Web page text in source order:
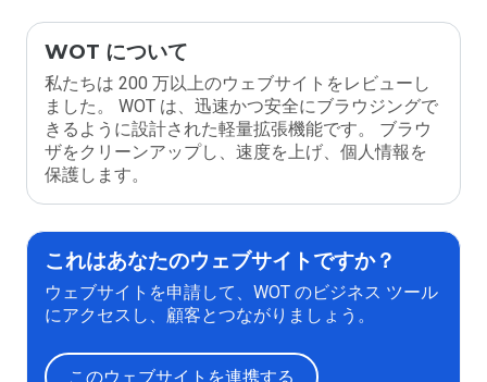
WOT について
私たちは 200 万以上のウェブサイトをレビューし
ました。 WOT は、迅速かつ安全にブラウジングで
きるように設計された軽量拡張機能です。 ブラウ
ザをクリーンアップし、速度を上げ、個人情報を
保護します。
これはあなたのウェブサイトですか？
ウェブサイトを申請して、WOT のビジネス ツール
にアクセスし、顧客とつながりましょう。
このウェブサイトを連携する